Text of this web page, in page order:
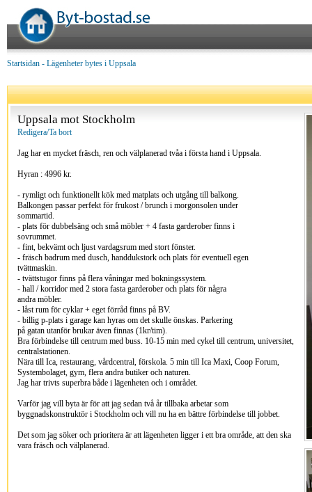
Startsidan - Lägenheter bytes i Uppsala
Uppsala mot Stockholm
Redigera/Ta bort
Jag har en mycket fräsch, ren och välplanerad tvåa i första hand i Uppsala.
Hyran : 4996 kr.
- rymligt och funktionellt kök med matplats och utgång till balkong.
Balkongen passar perfekt för frukost / brunch i morgonsolen under
sommartid.
- plats för dubbelsäng och små möbler + 4 fasta garderober finns i
sovrummet.
- fint, bekvämt och ljust vardagsrum med stort fönster.
- fräsch badrum med dusch, handdukstork och plats för eventuell egen
tvättmaskin.
- tvättstugor finns på flera våningar med bokningssystem.
- hall / korridor med 2 stora fasta garderober och plats för några
andra möbler.
- låst rum för cyklar + eget förråd finns på BV.
- billig p-plats i garage kan hyras om det skulle önskas. Parkering
på gatan utanför brukar även finnas (1kr/tim).
Bra förbindelse till centrum med buss. 10-15 min med cykel till centrum, universitet,
centralstationen.
Nära till Ica, restaurang, vårdcentral, förskola. 5 min till Ica Maxi, Coop Forum,
Systembolaget, gym, flera andra butiker och naturen.
Jag har trivts superbra både i lägenheten och i området.
Varför jag vill byta är för att jag sedan två år tillbaka arbetar som
byggnadskonstruktör i Stockholm och vill nu ha en bättre förbindelse till jobbet.
Det som jag söker och prioritera är att lägenheten ligger i ett bra område, att den ska
vara fräsch och välplanerad.